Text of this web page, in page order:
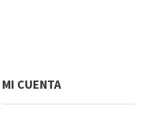
MI CUENTA